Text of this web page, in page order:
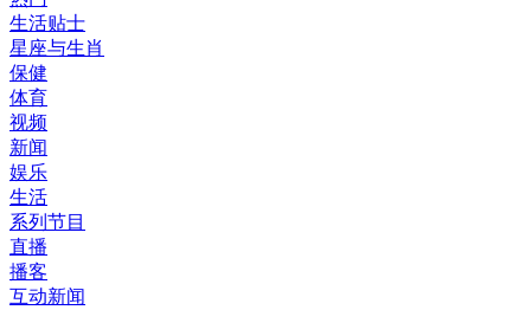
生活贴士
星座与生肖
保健
体育
视频
新闻
娱乐
生活
系列节目
直播
播客
互动新闻